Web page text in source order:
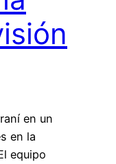
en un
en la
equipo